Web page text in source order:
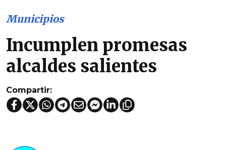
Municipios
Incumplen promesas
alcaldes salientes
Compartir: